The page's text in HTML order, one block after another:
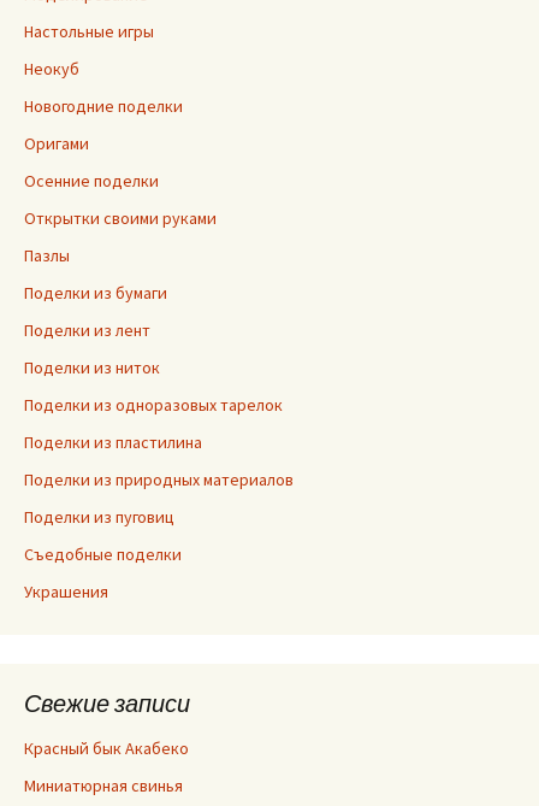
Настольные игры
Неокуб
Новогодние поделки
Оригами
Осенние поделки
Открытки своими руками
Пазлы
Поделки из бумаги
Поделки из лент
Поделки из ниток
Поделки из одноразовых тарелок
Поделки из пластилина
Поделки из природных материалов
Поделки из пуговиц
Съедобные поделки
Украшения
Свежие записи
Красный бык Акабеко
Миниатюрная свинья